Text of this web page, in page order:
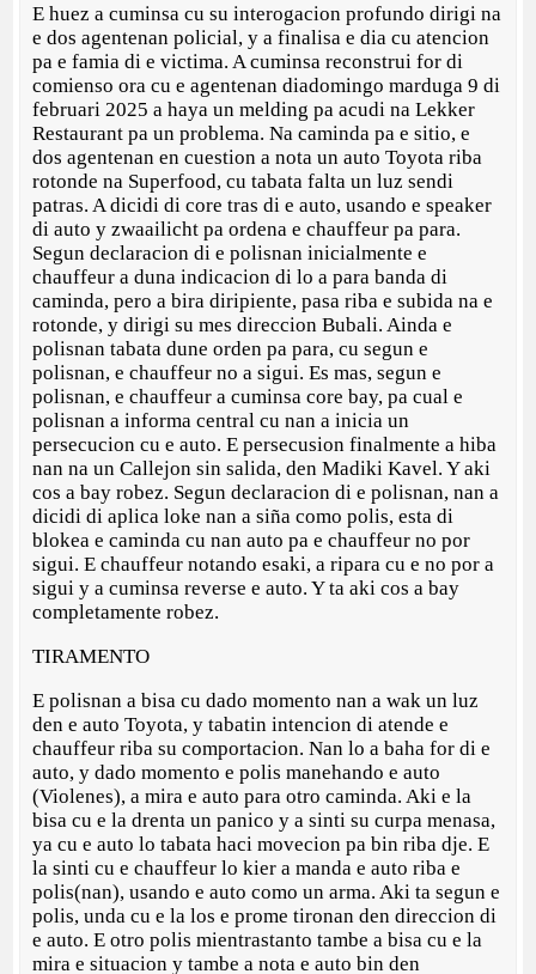
E huez a cuminsa cu su interogacion profundo dirigi na
e dos agentenan policial, y a finalisa e dia cu atencion
pa e famia di e victima. A cuminsa reconstrui for di
comienso ora cu e agentenan diadomingo marduga 9 di
februari 2025 a haya un melding pa acudi na Lekker
Restaurant pa un problema. Na caminda pa e sitio, e
dos agentenan en cuestion a nota un auto Toyota riba
rotonde na Superfood, cu tabata falta un luz sendi
patras. A dicidi di core tras di e auto, usando e speaker
di auto y zwaailicht pa ordena e chauffeur pa para.
Segun declaracion di e polisnan inicialmente e
chauffeur a duna indicacion di lo a para banda di
caminda, pero a bira diripiente, pasa riba e subida na e
rotonde, y dirigi su mes direccion Bubali. Ainda e
polisnan tabata dune orden pa para, cu segun e
polisnan, e chauffeur no a sigui. Es mas, segun e
polisnan, e chauffeur a cuminsa core bay, pa cual e
polisnan a informa central cu nan a inicia un
persecucion cu e auto. E persecusion finalmente a hiba
nan na un Callejon sin salida, den Madiki Kavel. Y aki
cos a bay robez. Segun declaracion di e polisnan, nan a
dicidi di aplica loke nan a siña como polis, esta di
blokea e caminda cu nan auto pa e chauffeur no por
sigui. E chauffeur notando esaki, a ripara cu e no por a
sigui y a cuminsa reverse e auto. Y ta aki cos a bay
completamente robez.
TIRAMENTO
E polisnan a bisa cu dado momento nan a wak un luz
den e auto Toyota, y tabatin intencion di atende e
chauffeur riba su comportacion. Nan lo a baha for di e
auto, y dado momento e polis manehando e auto
(Violenes), a mira e auto para otro caminda. Aki e la
bisa cu e la drenta un panico y a sinti su curpa menasa,
ya cu e auto lo tabata haci movecion pa bin riba dje. E
la sinti cu e chauffeur lo kier a manda e auto riba e
polis(nan), usando e auto como un arma. Aki ta segun e
polis, unda cu e la los e prome tironan den direccion di
e auto. E otro polis mientrastanto tambe a bisa cu e la
mira e situacion y tambe a nota e auto bin den